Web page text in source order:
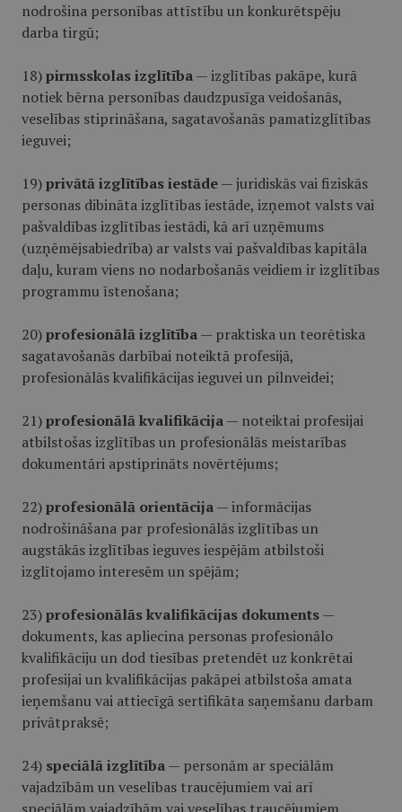
nodrošina personības attīstību un konkurētspēju
darba tirgū;
18)pirmsskolas izglītība— izglītības pakāpe, kurā
notiek bērna personības daudzpusīga veidošanās,
veselības stiprināšana, sagatavošanās pamatizglītības
ieguvei;
19)privātā izglītības iestāde— juridiskās vai fiziskās
personas dibināta izglītības iestāde, izņemot valsts vai
pašvaldības izglītības iestādi, kā arī uzņēmums
(uzņēmējsabiedrība) ar valsts vai pašvaldības kapitāla
daļu, kuram viens no nodarbošanās veidiem ir izglītības
programmu īstenošana;
20)profesionālā izglītība— praktiska un teorētiska
sagatavošanās darbībai noteiktā profesijā,
profesionālās kvalifikācijas ieguvei un pilnveidei;
21)profesionālā kvalifikācija— noteiktai profesijai
atbilstošas izglītības un profesionālās meistarības
dokumentāri apstiprināts novērtējums;
22)profesionālā orientācija— informācijas
nodrošināšana par profesionālās izglītības un
augstākās izglītības ieguves iespējām atbilstoši
izglītojamo interesēm un spējām;
23)profesionālās kvalifikācijas dokuments—
dokuments, kas apliecina personas profesionālo
kvalifikāciju un dod tiesības pretendēt uz konkrētai
profesijai un kvalifikācijas pakāpei atbilstoša amata
ieņemšanu vai attiecīgā sertifikāta saņemšanu darbam
privātpraksē;
24) speciālā izglītība— personām ar speciālām
vajadzībām un veselības traucējumiem vai arī